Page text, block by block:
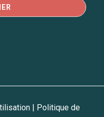
|
Politique de